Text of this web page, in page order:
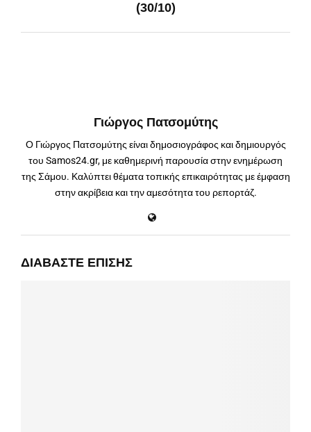
(30/10)
Γιώργος Πατσομύτης
Ο Γιώργος Πατσομύτης είναι δημοσιογράφος και δημιουργός
του Samos24.gr, με καθημερινή παρουσία στην ενημέρωση
της Σάμου. Καλύπτει θέματα τοπικής επικαιρότητας με έμφαση
στην ακρίβεια και την αμεσότητα του ρεπορτάζ.
ΔΙΑΒΆΣΤΕ ΕΠΊΣΗΣ